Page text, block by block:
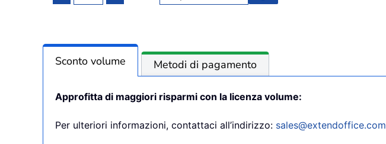
Sconto volume Metodi di pagamento
Approfitta di maggiori risparmi con la licenza volume:
Per ulteriori informazioni, contattaci all’indirizzo: sales@extendoffice.com